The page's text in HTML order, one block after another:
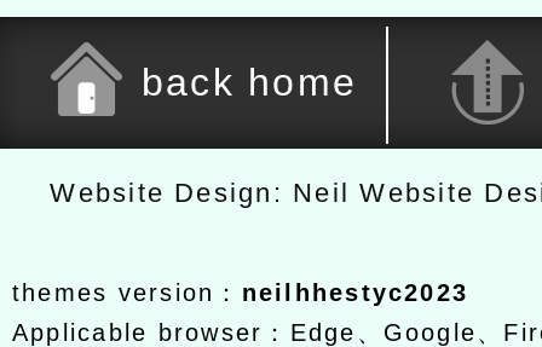
back home
Website Design: Neil Website
themes version： neilhhestyc2023
Applicable browser：Edge、Google、